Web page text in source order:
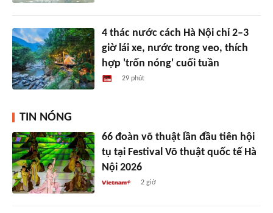
4 thác nước cách Hà Nội chỉ 2–3
giờ lái xe, nước trong veo, thích
hợp 'trốn nóng' cuối tuần
29 phút
TIN NÓNG
66 đoàn võ thuật lần đầu tiên hội
tụ tại Festival Võ thuật quốc tế Hà
Nội 2026
2 giờ